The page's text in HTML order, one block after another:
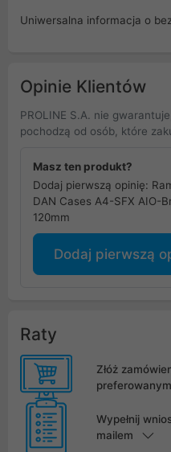
Uniwersalna informacja o
Opinie Klientów
PROLINE S.A. nie
pochodzą od osób, które
Masz ten produkt?
Dodaj pierwszą opinię:
DAN Cases A4-SFX AIO-
120mm
Dodaj pierwszą
Raty
Złóż
Wypełnij
mailem